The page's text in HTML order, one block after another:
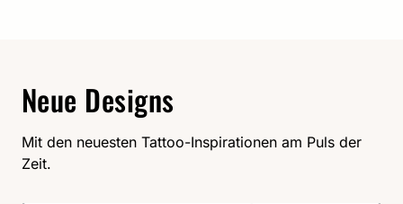
Neue Designs
Mit den neuesten Tattoo-Inspirationen am Puls der
Zeit.